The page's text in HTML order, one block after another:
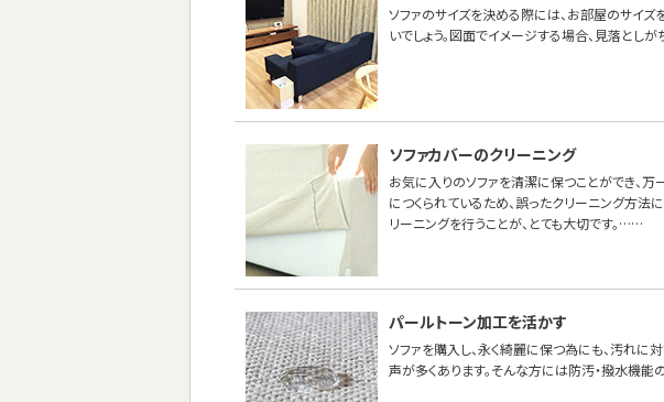
ソファのサイズを決める際には、お部屋のサイ
いでしょう。図面でイメージする場合、見落とし
ソファカバーのクリーニング
お気に入りのソファを清潔に保つことができ、万
につくられているため、誤ったクリーニング方法
リーニングを行うことが、とても大切です。……
パールトーン加工を活かす
ソファを購入し、永く綺麗に保つ為にも、汚れに
声が多くあります。そんな方には防汚・撥水機